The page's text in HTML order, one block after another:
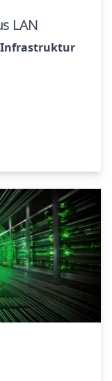
LAN
Infrastruktur